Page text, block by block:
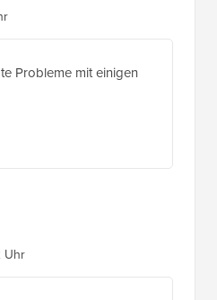
Probleme mit einigen
Uhr